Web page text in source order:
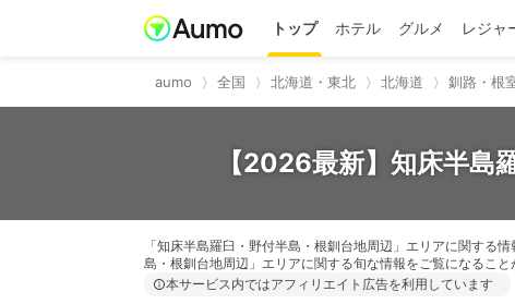
トップ ホテル グルメ レジャ
aumo 全国 北海道・東北 北海道 釧路・根
【2026最新】知床半
「知床半島羅臼・野付半島・根釧台地周辺」エリアに関する
島・根釧台地周辺」エリアに関する旬な情報をご覧になること
本サービス内ではアフィリエイト広告を利用しています